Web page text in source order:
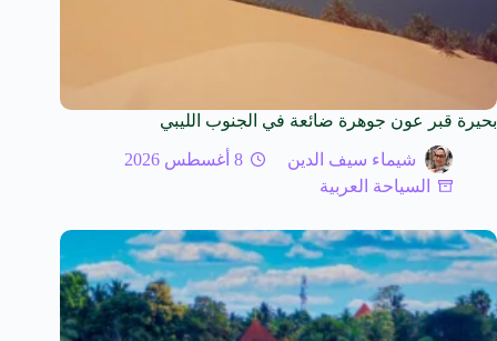
بحيرة قبر عون جوهرة ضائعة في الجنوب الليبي
شيماء سيف الدين
8 أغسطس 2026
السياحة العربية